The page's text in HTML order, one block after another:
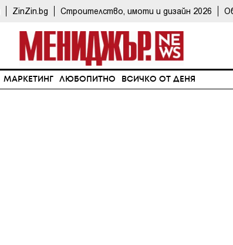
ZinZin.bg Строителство, имоти и дизайн 2026
МАРКЕТИНГ ЛЮБОПИТНО ВСИЧКО ОТ ДЕНЯ